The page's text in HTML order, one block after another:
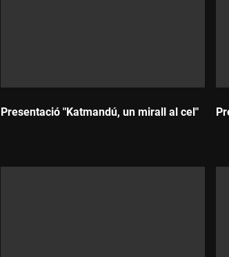
Presentació "Katmandú, un mirall al cel"